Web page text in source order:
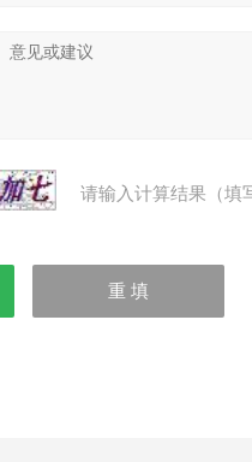
请输入计算结果（填